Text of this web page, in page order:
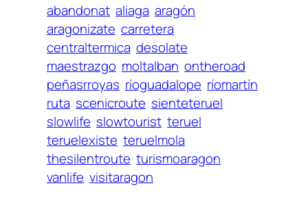
abandonat aliaga aragón
aragonizate carretera
centraltermica desolate
maestrazgo moltalban ontheroad
peñasrroyas ríoguadalope ríomartín
ruta scenicroute sienteteruel
slowlife slowtourist teruel
teruelexiste teruelmola
thesilentroute turismoaragon
vanlife visitaragon